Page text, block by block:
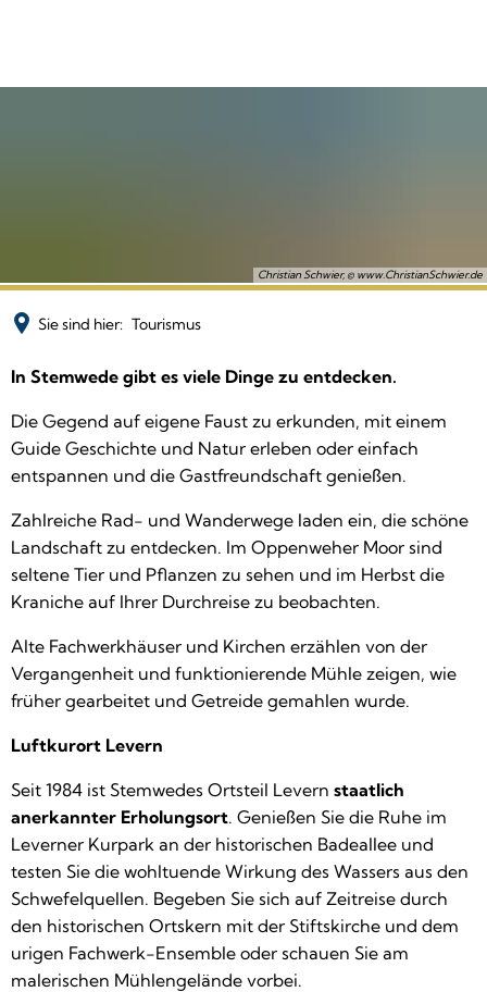
Christian Schwier, © www.ChristianSchwier.de
Sie sind hier: Tourismus
Tourismus
In Stemwede gibt es viele Dinge zu entdecken.
Die Gegend auf eigene Faust zu erkunden, mit einem
Guide Geschichte und Natur erleben oder einfach
entspannen und die Gastfreundschaft genießen.
Zahlreiche Rad- und Wanderwege laden ein, die schöne
Landschaft zu entdecken. Im Oppenweher Moor sind
seltene Tier und Pflanzen zu sehen und im Herbst die
Kraniche auf Ihrer Durchreise zu beobachten.
Alte Fachwerkhäuser und Kirchen erzählen von der
Vergangenheit und funktionierende Mühle zeigen, wie
früher gearbeitet und Getreide gemahlen wurde.
Luftkurort Levern
Seit 1984 ist Stemwedes Ortsteil Levern staatlich
anerkannter Erholungsort. Genießen Sie die Ruhe im
Leverner Kurpark an der historischen Badeallee und
testen Sie die wohltuende Wirkung des Wassers aus den
Schwefelquellen. Begeben Sie sich auf Zeitreise durch
den historischen Ortskern mit der Stiftskirche und dem
urigen Fachwerk-Ensemble oder schauen Sie am
malerischen Mühlengelände vorbei.